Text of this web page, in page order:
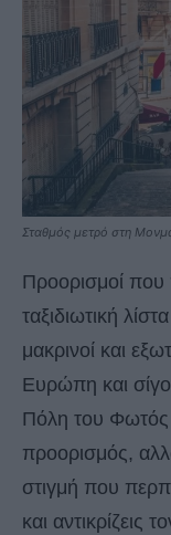
Σταθμός μετρό στη
Προορισμοί
ταξιδιωτική
μακρινοί και
Ευρώπη και
Πόλη του Φωτός
προορισμός,
στιγμή που
και αντικρίζεις